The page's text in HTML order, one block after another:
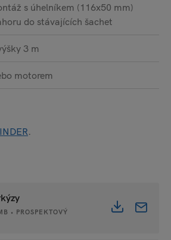
s úhelníkem (116x50 mm)
do stávajících šachet
3 m
motorem
.
• PROSPEKTOVÝ